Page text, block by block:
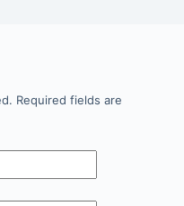
Required fields are